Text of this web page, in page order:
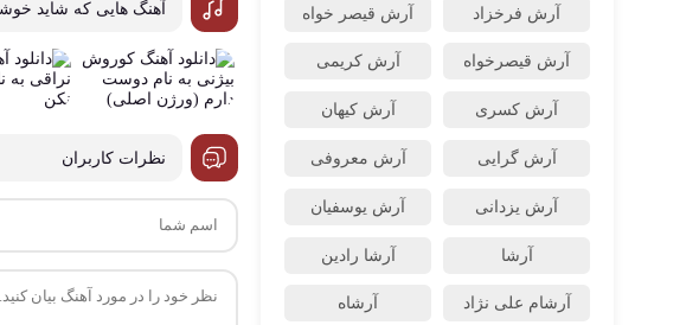
آهنگ هایی که شاید
نظرات کاربران
آرش فرخزاد آرش قیصر خواه
آرش قیصرخواه آرش کریمی
آرش کسری آرش کیهان
آرش گرایی آرش معروفی
آرش یزدانی آرش یوسفیان
آرشا آرشا رادین
آرشام علی نژاد آرشاه